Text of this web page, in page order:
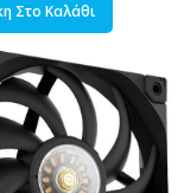
Στο Καλάθι